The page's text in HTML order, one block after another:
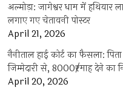
अल्मोड़ा: जागेश्वर धाम में
लगाए गए चेतावनी पोस्टर
April 21, 2026
नैनीताल हाई कोर्ट का फैसला:
जिम्मेदारी से, 8000₹/माह देने का
April 20, 2026